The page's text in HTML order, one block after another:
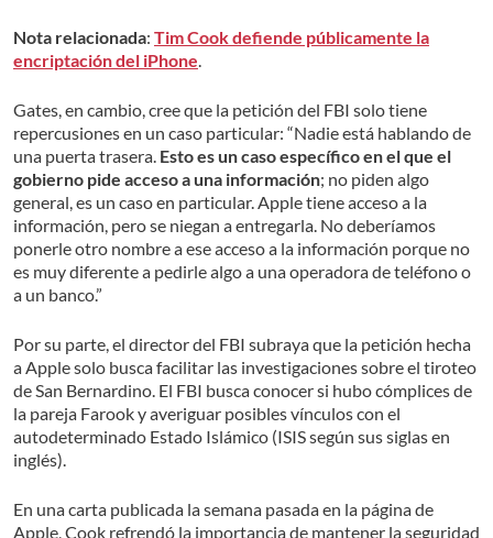
Nota relacionada: Tim Cook defiende públicamente la
encriptación del iPhone.
Gates, en cambio, cree que la petición del FBI solo tiene
repercusiones en un caso particular: “Nadie está hablando de
una puerta trasera. Esto es un caso específico en el que el
gobierno pide acceso a una información; no piden algo
general, es un caso en particular. Apple tiene acceso a la
información, pero se niegan a entregarla. No deberíamos
ponerle otro nombre a ese acceso a la información porque no
es muy diferente a pedirle algo a una operadora de teléfono o
a un banco.”
Por su parte, el director del FBI subraya que la petición hecha
a Apple solo busca facilitar las investigaciones sobre el tiroteo
de San Bernardino. El FBI busca conocer si hubo cómplices de
la pareja Farook y averiguar posibles vínculos con el
autodeterminado Estado Islámico (ISIS según sus siglas en
inglés).
En una carta publicada la semana pasada en la página de
Apple, Cook refrendó la importancia de mantener la seguridad